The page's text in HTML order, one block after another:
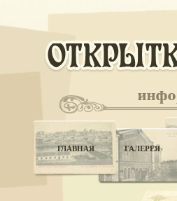
ГЛАВНАЯ ГАЛЕРЕЯ